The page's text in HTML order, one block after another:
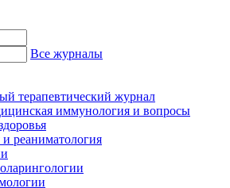
Все журналы
терапевтический журнал
иммунология и вопросы
реаниматология